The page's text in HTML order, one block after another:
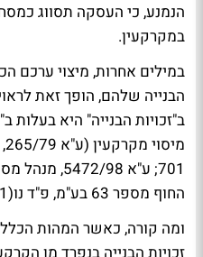
הנמנע, כי העסקה תסווג
במקרקעין.
במילים אחרות, מיצוי ערכם
הבנייה שלהם, הופך זאת
ב"זכויות הבנייה" היא בעלות
701; ע"א
החוף מספר 63 בע"מ, פ"ד נו(1), 877).
ומה קורה, כאשר המהות